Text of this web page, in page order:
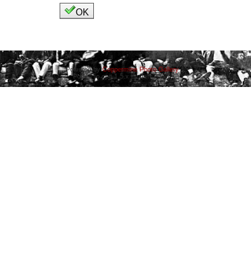
OK
Powered byCoppermine Photo Gallery
Ported to cpg 1.5.x by Jeff Bailey